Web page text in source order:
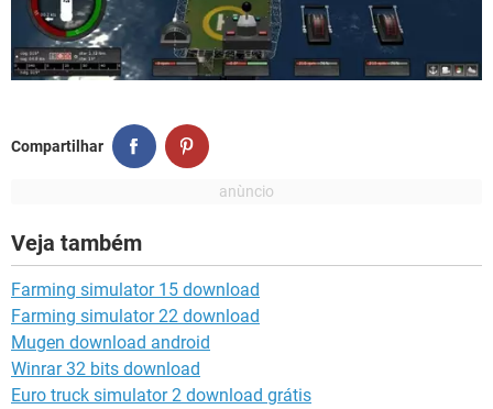
Compartilhar
Veja também
Farming simulator 15 download
Farming simulator 22 download
Mugen download android
Winrar 32 bits download
Euro truck simulator 2 download grátis